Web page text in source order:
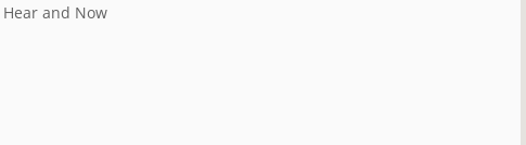
and Now